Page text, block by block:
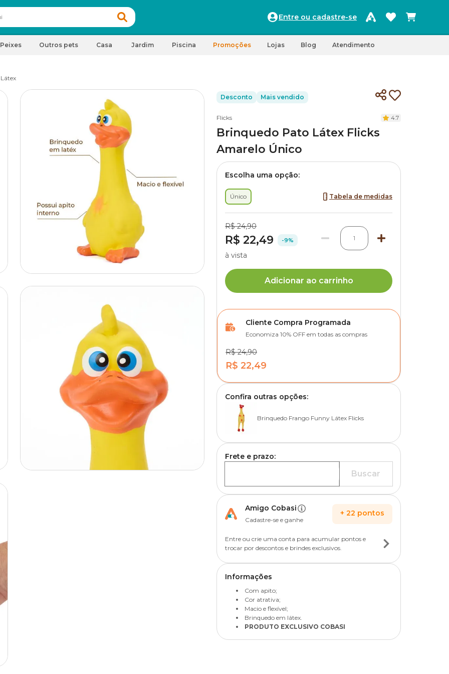
Entre ou cadastre-se
Peixes Outros pets Casa Jardim Piscina Promoções Lojas Blog Atendimento
Desconto Mais vendido
Flicks 4.7
Brinquedo Pato Látex Flicks
Amarelo Único
Escolha uma opção:
Único Tabela de medidas
R$ 24,90
R$ 22,49 -9% 1
à vista
Adicionar ao carrinho
Cliente Compra Programada
Economiza 10% OFF em todas as compras
R$ 24,90
R$ 22,49
Confira outras opções:
Brinquedo Frango Funny Látex Flicks
Frete e prazo:
Buscar
Amigo Cobasi
Cadastre-se e ganhe
+ 22 pontos
Entre ou crie uma conta para acumular pontos e
trocar por descontos e brindes exclusivos.
Informações
Com apito;
Cor atrativa;
Macio e flexível;
Brinquedo em látex.
PRODUTO EXCLUSIVO COBASI